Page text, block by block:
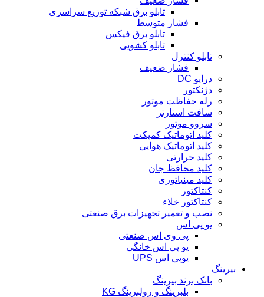
تابلو برق شبکه توزیع سراسری
فشار متوسط
تابلو برق فیکس
تابلو کشویی
تابلو کنترل
فشار ضعیف
درایو DC
دژنکتور
رله حفاظت موتور
سافت استارتر
سروو موتور
کلید اتوماتیک کمپکت
کلید اتوماتیک هوایی
کلید حرارتی
کلید محافظ جان
کلید مینیاتوری
کنتاکتور
کنتاکتور خلاء
نصب و تعمیر تجهیزات برق صنعتی
یو پی اس
پی وی اس صنعتی
یو پی اس خانگی
یوپی اس UPS
بیرینگ
بانک برند بیرینگ
بلبرینگ و رولبرینگ KG